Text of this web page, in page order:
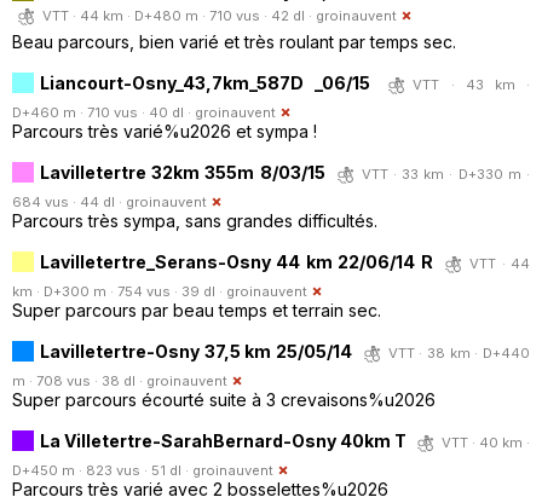
VTT · 44 km · D+480 m · 710 vus · 42 dl · groinauvent
Beau parcours, bien varié et très roulant par temps sec.
Liancourt-Osny_43,7km_587D _06/15
VTT · 43 km ·
D+460 m · 710 vus · 40 dl · groinauvent
Parcours très varié%u2026 et sympa !
Lavilletertre 32km 355m 8/03/15
VTT · 33 km · D+330 m ·
684 vus · 44 dl · groinauvent
Parcours très sympa, sans grandes difficultés.
Lavilletertre_Serans-Osny 44 km 22/06/14 R
VTT · 44
km · D+300 m · 754 vus · 39 dl · groinauvent
Super parcours par beau temps et terrain sec.
Lavilletertre-Osny 37,5 km 25/05/14
VTT · 38 km · D+440
m · 708 vus · 38 dl · groinauvent
Super parcours écourté suite à 3 crevaisons%u2026
La Villetertre-SarahBernard-Osny 40km T
VTT · 40 km ·
D+450 m · 823 vus · 51 dl · groinauvent
Parcours très varié avec 2 bosselettes%u2026